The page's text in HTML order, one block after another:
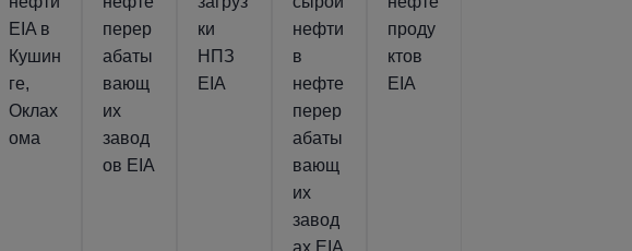
EIA в
Кушин
ге,
Оклах
ома
перер
абаты
вающ
их
завод
ов EIA
ки
НПЗ
EIA
нефти
в
нефте
перер
абаты
вающ
их
завод
ах EIA
проду
ктов
EIA